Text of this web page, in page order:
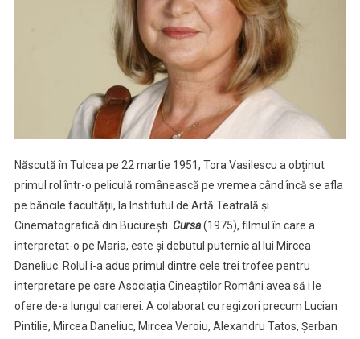
Născută în Tulcea pe 22 martie 1951, Tora Vasilescu a obținut
primul rol într-o peliculă românească pe vremea când încă se afla
pe băncile facultății, la Institutul de Artă Teatrală și
Cinematografică din București. Cursa(1975), filmul în care a
interpretat-o pe Maria, este și debutul puternic al lui Mircea
Daneliuc. Rolul i-a adus primul dintre cele trei trofee pentru
interpretare pe care Asociația Cineaștilor Români avea să i le
ofere de-a lungul carierei. A colaborat cu regizori precum Lucian
Pintilie, Mircea Daneliuc, Mircea Veroiu, Alexandru Tatos, Șerban